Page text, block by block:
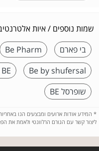
שמות נוספים / איות
בי פארם
Be Pharm
Be by shufersal
BE פארם
שופרסל BE
* המידע אודות ארועים ומבצעים הנו
ליצור קשר עם הגורם הרלוונטי ולאמת את